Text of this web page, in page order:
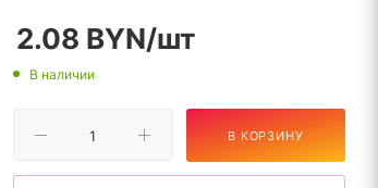
2.08 BYN/шт
В наличии
В КОРЗИНУ